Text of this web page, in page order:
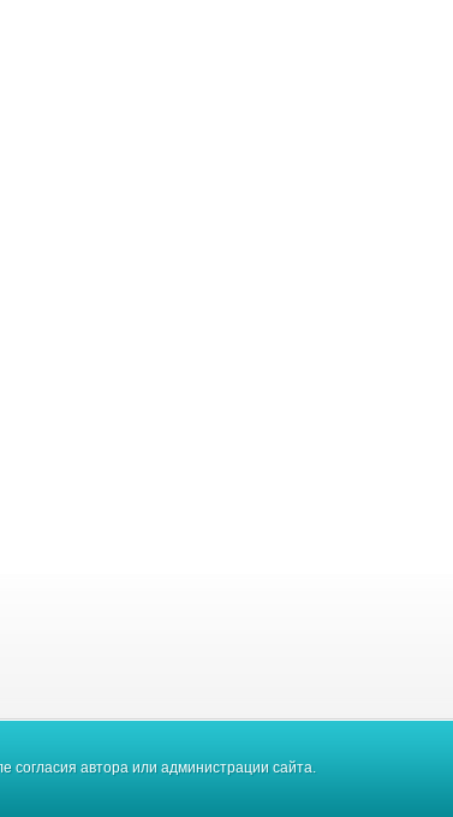
согласия автора или администрации сайта.